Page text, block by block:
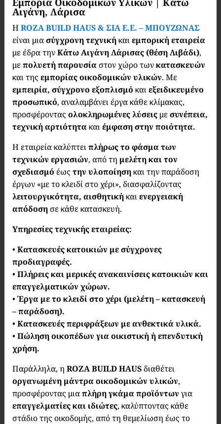
Αιγάνη, Λάρισα
Η ROZA BUILD HAUS & ΣΙΑ Ε.Ε. – ΜΠΟΥΖΩΝΑΣ
είναι μιασύγχρονη τεχνικήκαιεμπορική εταιρεία
με έδρα τηνΚάτω Αιγάνη Λάρισας (θέση Λιβάδι),
μεπολυετή παρουσίαστον χώρο τωνκατασκευών
και της εμπορίας οικοδομικών υλικών. Με
εμπειρία, σύγχρονο εξοπλισμό καιεξειδικευμένο
προσωπικό, αναλαμβάνει έργα κάθε κλίμακας,
προσφέροντας ολοκληρωμένες λύσεις μεσυνέπεια,
τεχνική αρτιότητακαιέμφαση στην ποιότητα.
Η εταιρεία καλύπτειπλήρως το φάσμα των
τεχνικών εργασιών, από τη μελέτη και τον
σχεδιασμό έως την υλοποίησηκαι την παράδοση
έργων «με το κλειδί στο χέρι», διασφαλίζοντας
λειτουργικότητα, αισθητικήκαιενεργειακή
απόδοσησε κάθε κατασκευή.
Υπηρεσίες τεχνικής εταιρείας:
• Κατασκευές κατοικιών με σύγχρονες
προδιαγραφές.
• Πλήρεις και μερικές ανακαινίσεις κατοικιών και
επαγγελματικών χώρων.
• Έργα με το κλειδί στο χέρι (μελέτη – κατασκευή
– παράδοση).
• Κατασκευές περιφράξεων με ανθεκτικά υλικά.
• Πώληση οικοπέδων για οικιστική ή επενδυτική
χρήση.
Παράλληλα, η ROZA BUILD HAUSδιαθέτει
οργανωμένη μάντρα οικοδομικών υλικών,
προσφέροντας μιαπλήρη γκάμα προϊόντων για
επαγγελματίες και ιδιώτες, καλύπτοντας κάθε
στάδιο της οικοδομής, από τη θεμελίωση έως το